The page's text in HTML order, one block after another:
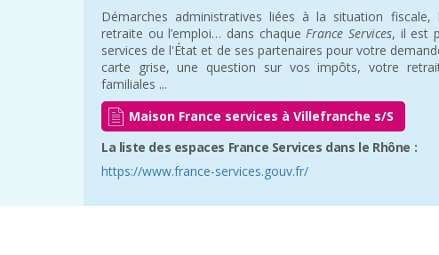
Démarches administratives liées à la situation
retraite ou l’emploi… dans chaqueFrance Services, il est
services de l'État et de ses partenaires pour votre
carte grise, une question sur vos impôts, votre
familiales ...
Maison France services à Villefranche s/S
La liste des espaces France Services dans le Rhône :
https://www.france-services.gouv.fr/